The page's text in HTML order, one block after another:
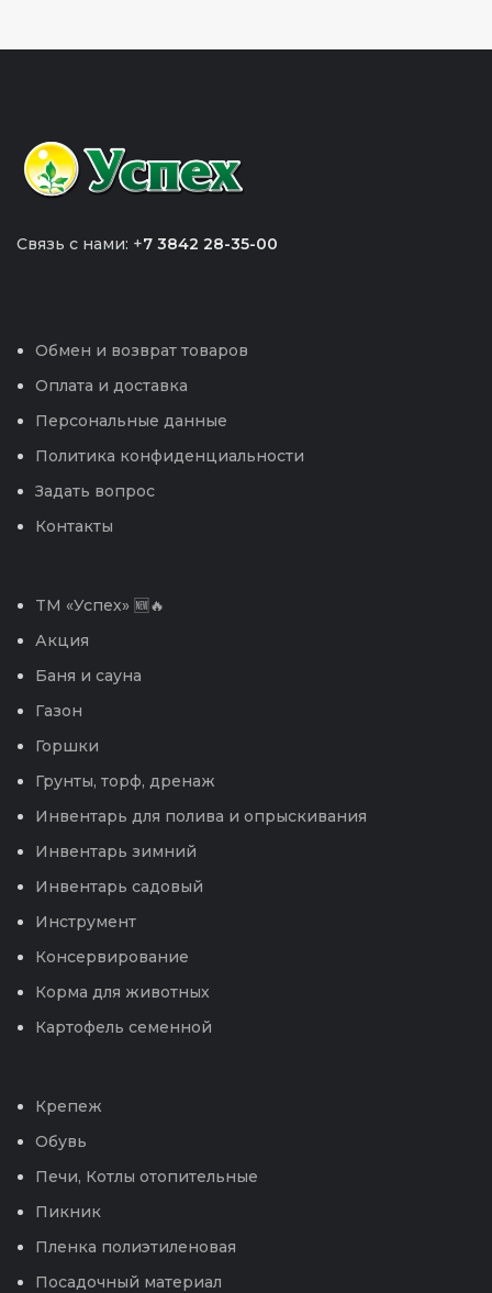
Связь с нами: +7 3842 28-35-00
Обмен и возврат товаров
Оплата и доставка
Персональные данные
Политика конфиденциальности
Задать вопрос
Контакты
TM «Успех» 🆕🔥
Акция
Баня и сауна
Газон
Горшки
Грунты, торф, дренаж
Инвентарь для полива и опрыскивания
Инвентарь зимний
Инвентарь садовый
Инструмент
Консервирование
Корма для животных
Картофель семенной
Крепеж
Обувь
Печи, Котлы отопительные
Пикник
Пленка полиэтиленовая
Посадочный материал